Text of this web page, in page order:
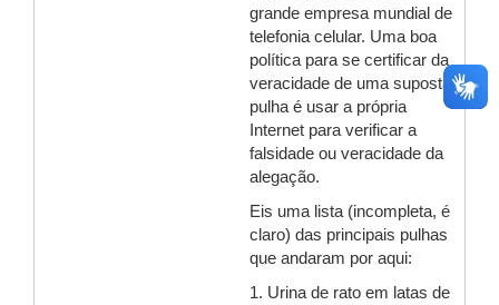
grande empresa mundial de
telefonia celular. Uma boa
política para se certificar da
veracidade de uma suposta
pulha é usar a própria
Internet para verificar a
falsidade ou veracidade da
alegação.
Eis uma lista (incompleta, é
claro) das principais pulhas
que andaram por aqui:
1. Urina de rato em latas de